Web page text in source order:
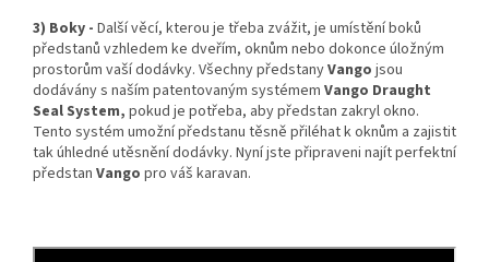
3) Boky - Další věcí, kterou je třeba zvážit, je umístění boků
předstanů vzhledem ke dveřím, oknům nebo dokonce úložným
prostorům vaší dodávky. Všechny předstanyVango jsou
dodávány s naším patentovaným systémem Vango Draught
Seal System, pokud je potřeba, aby předstan zakryl okno.
Tento systém umožní předstanu těsně přiléhat k oknům a zajistit
tak úhledné utěsnění dodávky. Nyní jste připraveni najít perfektní
předstan Vango pro váš karavan.